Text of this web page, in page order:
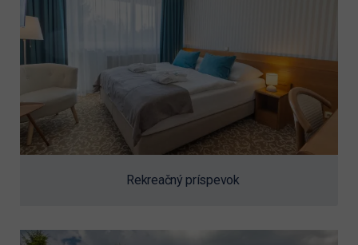
Rekreačný príspevok